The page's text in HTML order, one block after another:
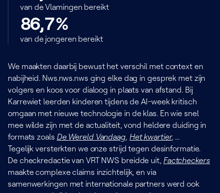
van de Vlamingen bereikt
86,7%
van de jongeren bereikt
We maakten daarbij bewust het verschil met context en
nabijheid. Nws.nws.nws ging elke dag in gesprek met zijn
volgers en koos voor dialoog in plaats van afstand. Bij
Karrewiet leerden kinderen tijdens de AI-week kritisch
omgaan met nieuwe technologie in de klas. En wie snel
mee wilde zijn met de actualiteit, vond heldere duiding in
formats zoals De Wereld Vandaag, Het kwartier, ...
Tegelijk versterkten we onze strijd tegen desinformatie.
De checkredactie van VRT NWS breidde uit, Factcheckers
maakte complexe claims inzichtelijk, en via
samenwerkingen met internationale partners werd ook